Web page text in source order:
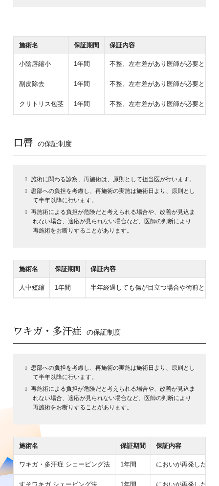
施術名 保証期間 保証内容
小陰唇縮小 1年間 不整、左右差があり医師が必要と判
副皮除去 1年間 不整、左右差があり医師が必要と判
クリトリス包茎 1年間 不整、左右差があり医師が必要と判
口唇 の保証制度
施術に関わる診察、再施術は、原則として担当医が行います。
患部への負担を考慮し、再施術の実施は施術日より、原則とし
て半年以降に行います。
再施術による負担が危険だと考えられる場合や、改善が見込ま
れない場合、適応が見られない場合など、医師の判断により
再施術をお断りすることがあります。
施術名 保証期間 保証内容
人中短縮 1年間 半年経過しても傷が目立つ場合や術前と全
ワキガ・多汗症 の保証制度
患部への負担を考慮し、再施術の実施は施術日より、原則とし
て半年以降に行います。
再施術による負担が危険だと考えられる場合や、改善が見込ま
れない場合、適応が見られない場合など、医師の判断により
再施術をお断りすることがあります。
施術名 保証期間 保証内容
ワキガ・多汗症 シェービング法 1年間 においが再発した場
すそワキガ シェービング法 1年間 においが再発した場